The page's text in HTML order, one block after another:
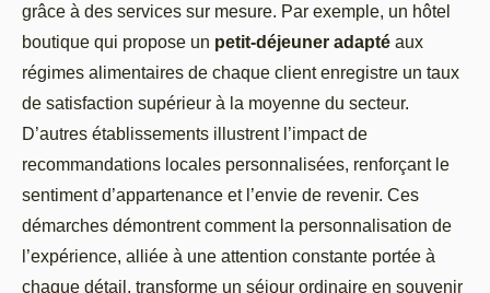
grâce à des services sur mesure. Par exemple, un hôtel
boutique qui propose un petit-déjeuner adapté aux
régimes alimentaires de chaque client enregistre un taux
de satisfaction supérieur à la moyenne du secteur.
D’autres établissements illustrent l’impact de
recommandations locales personnalisées, renforçant le
sentiment d’appartenance et l’envie de revenir. Ces
démarches démontrent comment la personnalisation de
l’expérience, alliée à une attention constante portée à
chaque détail, transforme un séjour ordinaire en souvenir